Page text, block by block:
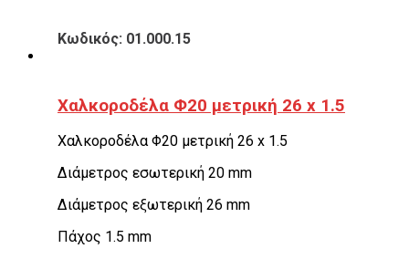
Κωδικός: 01.000.15
Χαλκοροδέλα Φ20 μετρική 26 x 1.5
Χαλκοροδέλα Φ20 μετρική 26 x 1.5
Διάμετρος εσωτερική 20 mm
Διάμετρος εξωτερική 26 mm
Πάχος 1.5 mm